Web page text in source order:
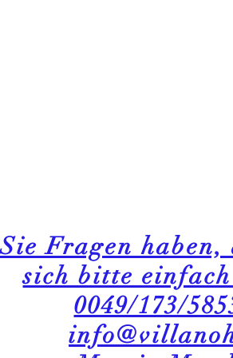
Fragen haben,
sich bitte
0049/173/